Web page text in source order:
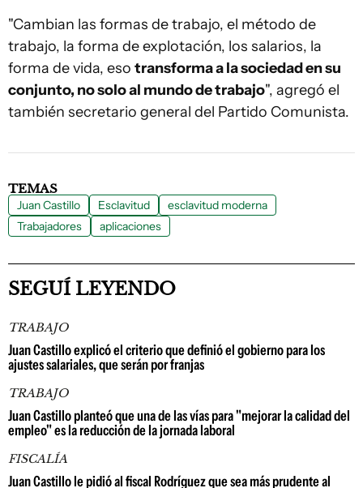
"Cambian las formas de trabajo, el método de
trabajo, la forma de explotación, los salarios, la
forma de vida, eso transforma a la sociedad en su
conjunto, no solo al mundo de trabajo", agregó el
también secretario general del Partido Comunista.
TEMAS
Juan Castillo Esclavitud
esclavitud moderna
Trabajadores
aplicaciones
SEGUÍ LEYENDO
TRABAJO
Juan Castillo explicó el criterio que definió el gobierno para los
ajustes salariales, que serán por franjas
TRABAJO
Juan Castillo planteó que una de las vías para "mejorar la calidad del
empleo" es la reducción de la jornada laboral
FISCALÍA
Juan Castillo le pidió al fiscal Rodríguez que sea más prudente al